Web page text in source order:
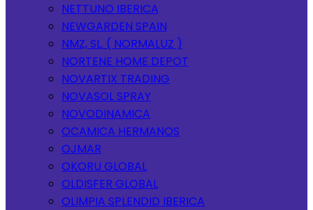
NETTUNO IBERICA
NEWGARDEN SPAIN
NMZ, SL. ( NORMALUZ )
NORTENE HOME DEPOT
NOVARTIX TRADING
NOVASOL SPRAY
NOVODINAMICA
OCAMICA HERMANOS
OJMAR
OKORU GLOBAL
OLDISFER GLOBAL
OLIMPIA SPLENDID IBERICA